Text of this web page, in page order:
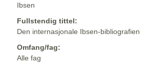
Ibsen
Fullstendig tittel:
Den internasjonale Ibsen-bibliografien
Omfang/fag:
Alle fag